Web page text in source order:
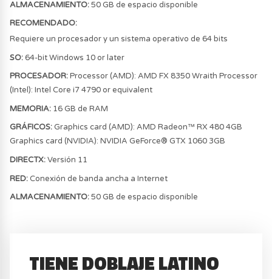
ALMACENAMIENTO:50 GB de espacio disponible
RECOMENDADO:
Requiere un procesador y un sistema operativo de 64 bits
SO:64-bit Windows 10 or later
PROCESADOR:Processor (AMD): AMD FX 8350 Wraith Processor
(Intel): Intel Core i7 4790 or equivalent
MEMORIA: 16 GB de RAM
GRÁFICOS:Graphics card (AMD): AMD Radeon™ RX 480 4GB
Graphics card (NVIDIA): NVIDIA GeForce® GTX 1060 3GB
DIRECTX:Versión 11
RED:Conexión de banda ancha a Internet
ALMACENAMIENTO:50 GB de espacio disponible
TIENE DOBLAJE LATINO